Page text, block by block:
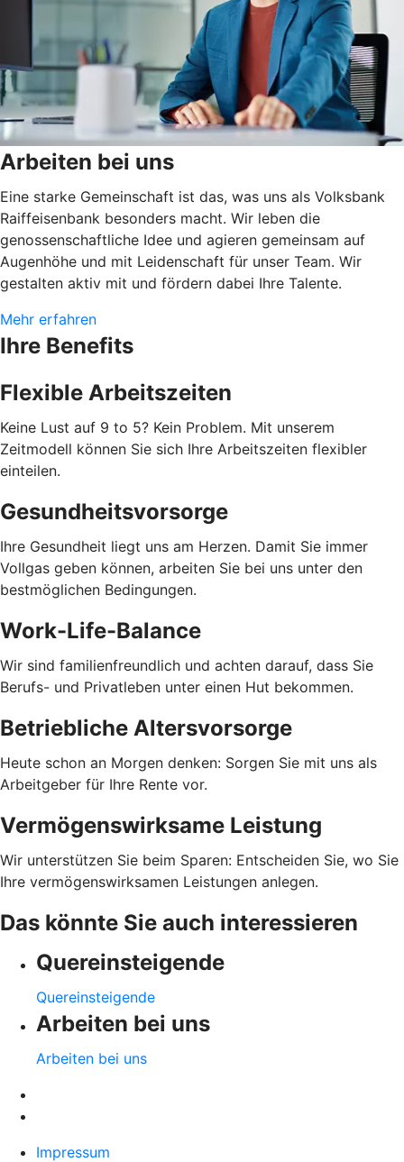
Arbeiten bei uns
Eine starke Gemeinschaft ist das, was uns als Volksbank
Raiffeisenbank besonders macht. Wir leben die
genossenschaftliche Idee und agieren gemeinsam auf
Augenhöhe und mit Leidenschaft für unser Team. Wir
gestalten aktiv mit und fördern dabei Ihre Talente.
Mehr erfahren
Ihre Benefits
Flexible Arbeitszeiten
Keine Lust auf 9 to 5? Kein Problem. Mit unserem
Zeitmodell können Sie sich Ihre Arbeitszeiten flexibler
einteilen.
Gesundheitsvorsorge
Ihre Gesundheit liegt uns am Herzen. Damit Sie immer
Vollgas geben können, arbeiten Sie bei uns unter den
bestmöglichen Bedingungen.
Work-Life-Balance
Wir sind familienfreundlich und achten darauf, dass Sie
Berufs- und Privatleben unter einen Hut bekommen.
Betriebliche Altersvorsorge
Heute schon an Morgen denken: Sorgen Sie mit uns als
Arbeitgeber für Ihre Rente vor.
Vermögenswirksame Leistung
Wir unterstützen Sie beim Sparen: Entscheiden Sie, wo Sie
Ihre vermögenswirksamen Leistungen anlegen.
Das könnte Sie auch interessieren
Quereinsteigende
Quereinsteigende
Arbeiten bei uns
Arbeiten bei uns
Impressum